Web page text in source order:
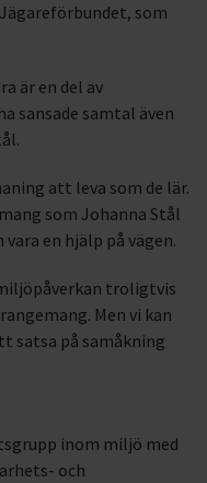
som
är en del av
sansade samtal även
att leva som de lär.
som Johanna Stål
en hjälp på vägen.
troligtvis
Men vi kan
satsa på samåkning
inom miljö med
och